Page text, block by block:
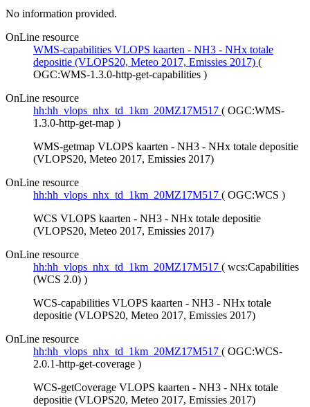
No information provided.
OnLine resource
WMS-capabilities VLOPS kaarten - NH3 - NHx totale
depositie (VLOPS20, Meteo 2017, Emissies 2017) (
OGC:WMS-1.3.0-http-get-capabilities )
OnLine resource
hh:hh_vlops_nhx_td_1km_20MZ17M517 ( OGC:WMS-
1.3.0-http-get-map )
WMS-getmap VLOPS kaarten - NH3 - NHx totale depositie
(VLOPS20, Meteo 2017, Emissies 2017)
OnLine resource
hh:hh_vlops_nhx_td_1km_20MZ17M517 ( OGC:WCS )
WCS VLOPS kaarten - NH3 - NHx totale depositie
(VLOPS20, Meteo 2017, Emissies 2017)
OnLine resource
hh:hh_vlops_nhx_td_1km_20MZ17M517 ( wcs:Capabilities
(WCS 2.0) )
WCS-capabilities VLOPS kaarten - NH3 - NHx totale
depositie (VLOPS20, Meteo 2017, Emissies 2017)
OnLine resource
hh:hh_vlops_nhx_td_1km_20MZ17M517 ( OGC:WCS-
2.0.1-http-get-coverage )
WCS-getCoverage VLOPS kaarten - NH3 - NHx totale
depositie (VLOPS20, Meteo 2017, Emissies 2017)